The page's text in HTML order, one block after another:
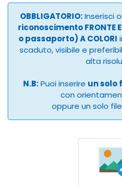
OBBLIGATORIO:Inserisci
riconoscimento FRONTE
o passaporto) A COLORI
scaduto, visibile e
alta
N.B:Puoi inserire un solo
con
oppure un solo file